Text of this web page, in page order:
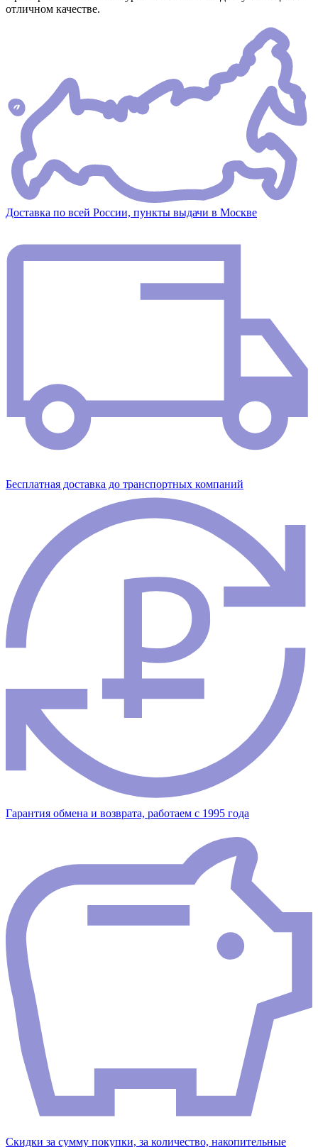
отличном качестве.
Доставка по всей России, пункты выдачи в Москве
Бесплатная доставка до транспортных компаний
Гарантия обмена и возврата, работаем с 1995 года
Скидки за сумму покупки, за количество, накопительные